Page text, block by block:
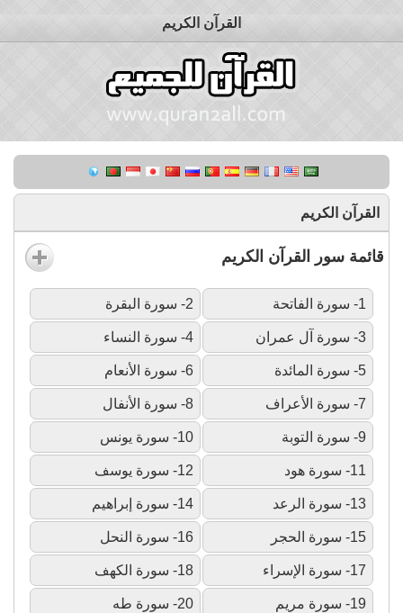
القرآن الكريم
القرآن الكريم
قائمة سور القرآن الكريم
1- سورة الفاتحة 2- سورة البقرة
3- سورة آل عمران 4- سورة النساء
5- سورة المائدة 6- سورة الأنعام
7- سورة الأعراف 8- سورة الأنفال
9- سورة التوبة 10- سورة يونس
11- سورة هود 12- سورة يوسف
13- سورة الرعد 14- سورة إبراهيم
15- سورة الحجر 16- سورة النحل
17- سورة الإسراء 18- سورة الكهف
19- سورة مريم 20- سورة طه